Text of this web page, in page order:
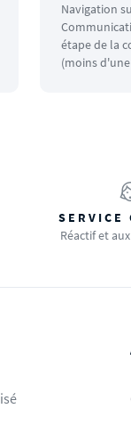
Navigation
étape de la
(moins
SERVICE
Réactif et